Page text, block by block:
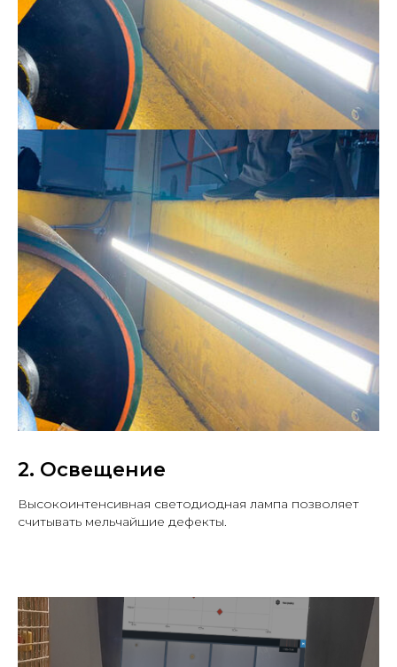
2. Освещение
Высокоинтенсивная светодиодная лампа позволяет
считывать мельчайшие дефекты.